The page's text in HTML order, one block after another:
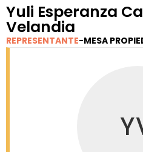
Yuli Esperanza
Velandia
REPRESENTANTE-MESA